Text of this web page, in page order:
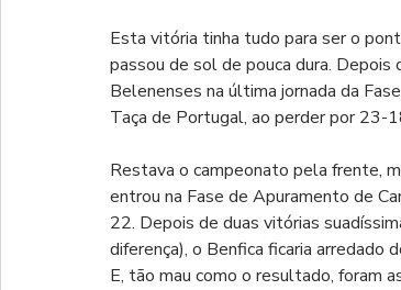
Esta vitória tinha tudo para ser o
passou de sol de pouca dura.
Belenenses na última jornada da
Taça de Portugal, ao perder por 23-
Restava o campeonato pela frente,
entrou na Fase de Apuramento de
22. Depois de duas vitórias
diferença), o Benfica ficaria
E, tão mau como o resultado, foram